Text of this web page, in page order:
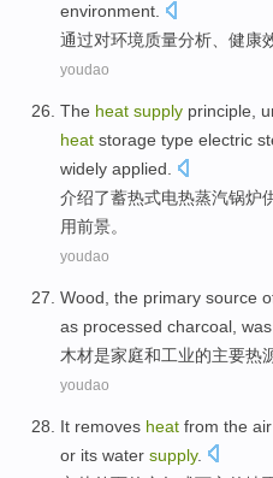
environment
通过对环境质量分析 健康
youdao
The heat supply principle
heat storage type electric
widely applied
介绍了蓄热式电热蒸汽锅炉
用前景。
youdao
Wood the primary source
as processed charcoal
木材是家庭和工业的主要热
youdao
It removes heat from the air
or its water supply.